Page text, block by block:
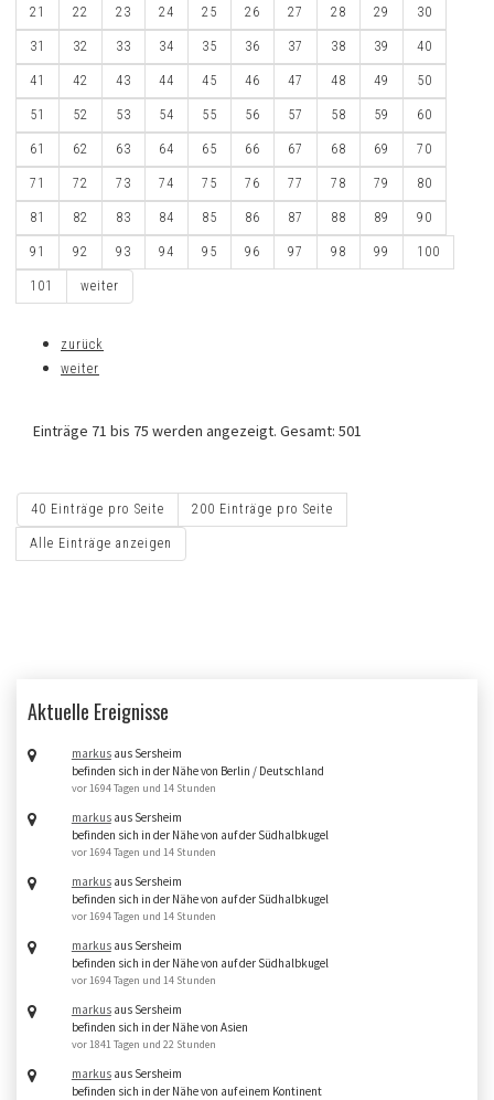
21 22 23 24 25 26 27 28 29 30
31 32 33 34 35 36 37 38 39 40
41 42 43 44 45 46 47 48 49 50
51 52 53 54 55 56 57 58 59 60
61 62 63 64 65 66 67 68 69 70
71 72 73 74 75 76 77 78 79 80
81 82 83 84 85 86 87 88 89 90
91 92 93 94 95 96 97 98 99 100
101 weiter
zurück
weiter
Einträge 71 bis 75 werden angezeigt. Gesamt: 501
40 Einträge pro Seite 200 Einträge pro Seite
Alle Einträge anzeigen
Aktuelle Ereignisse
markusaus Sersheim
befinden sich in der Nähe von Berlin / Deutschland
vor 1694 Tagen und 14 Stunden
markusaus Sersheim
befinden sich in der Nähe von auf der Südhalbkugel
vor 1694 Tagen und 14 Stunden
markusaus Sersheim
befinden sich in der Nähe von auf der Südhalbkugel
vor 1694 Tagen und 14 Stunden
markusaus Sersheim
befinden sich in der Nähe von auf der Südhalbkugel
vor 1694 Tagen und 14 Stunden
markusaus Sersheim
befinden sich in der Nähe von Asien
vor 1841 Tagen und 22 Stunden
markusaus Sersheim
befinden sich in der Nähe von auf einem Kontinent